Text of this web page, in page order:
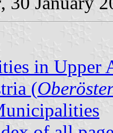
in Upper
(